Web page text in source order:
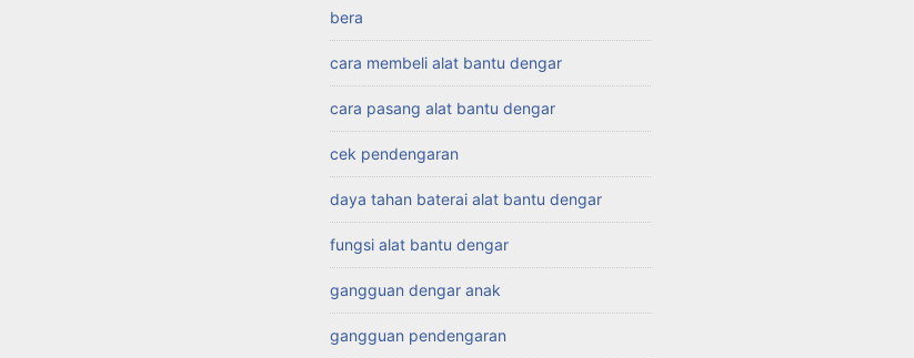
bera
cara membeli alat bantu dengar
cara pasang alat bantu dengar
cek pendengaran
daya tahan baterai alat bantu dengar
fungsi alat bantu dengar
gangguan dengar anak
gangguan pendengaran